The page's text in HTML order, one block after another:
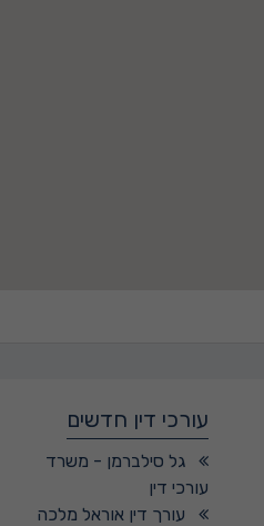
עורכי דין חדשים
גל סילברמן - משרד
עורכי דין
עורך דין אוראל מלכה